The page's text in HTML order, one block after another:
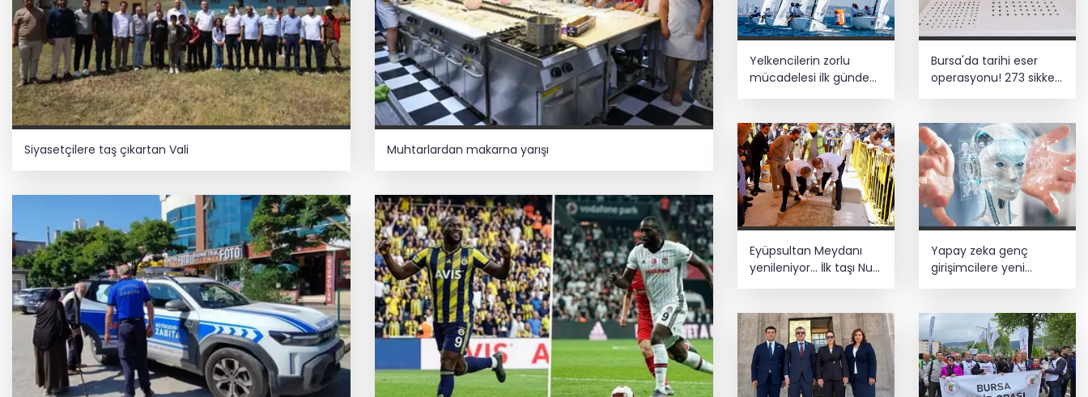
Siyasetçilere taş çıkartan Vali Muhtarlardan makarna yarışı
Yelkencilerin zorlu
mücadelesi ilk günde
Bursa'da tarihi eser
operasyonu! 273 sikke
Eyüpsultan Meydanı
yenileniyor... İlk taşı Nuri
Aslan koydu
Yapay zeka genç
girişimcilere yeni
kapılar açıyor